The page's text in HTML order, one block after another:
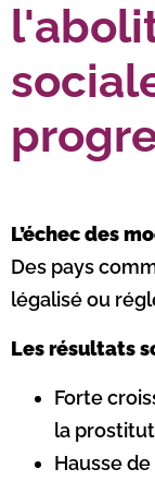
L’échec des
Des pays
légalisé ou
Les résultats
Forte
la
Hausse